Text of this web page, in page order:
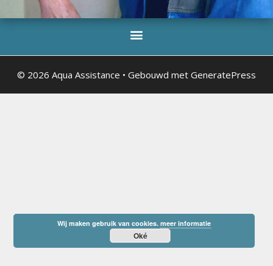
© 2026 Aqua Assistance • Gebouwd met GeneratePress
Wij maken gebruik van cookies.meer informatie
Oké